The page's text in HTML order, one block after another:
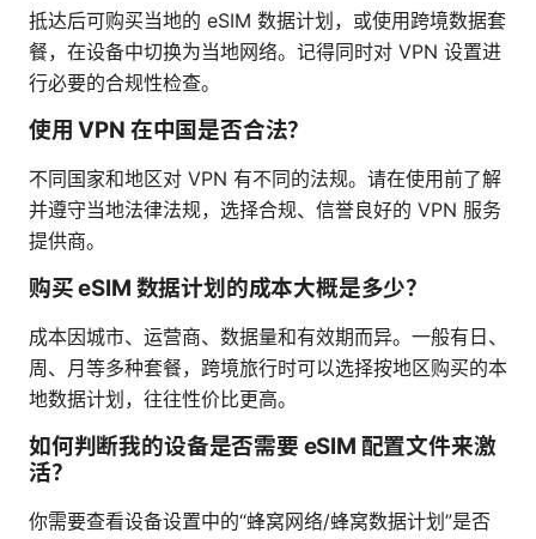
抵达后可购买当地的 eSIM 数据计划，或使用跨境数据套
餐，在设备中切换为当地网络。记得同时对 VPN 设置进
行必要的合规性检查。
使用 VPN 在中国是否合法？
不同国家和地区对 VPN 有不同的法规。请在使用前了解
并遵守当地法律法规，选择合规、信誉良好的 VPN 服务
提供商。
购买 eSIM 数据计划的成本大概是多少？
成本因城市、运营商、数据量和有效期而异。一般有日、
周、月等多种套餐，跨境旅行时可以选择按地区购买的本
地数据计划，往往性价比更高。
如何判断我的设备是否需要 eSIM 配置文件来激
活？
你需要查看设备设置中的“蜂窝网络/蜂窝数据计划”是否